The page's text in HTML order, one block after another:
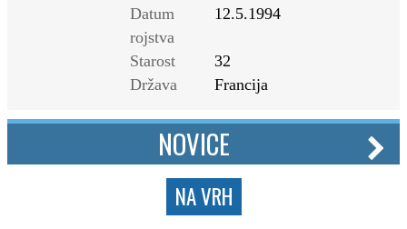
Datum
rojstva
12.5.1994
Starost
32
Država
Francija
NOVICE
NA VRH